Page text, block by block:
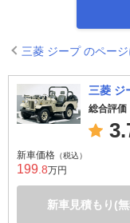
三菱 ジープ のページ
三菱 ジ
総合評価
新車価格 （税込）
199 .8万円
新車見積もり(